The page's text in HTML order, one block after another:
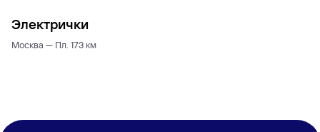
Электрички
Москва — Пл. 173 км